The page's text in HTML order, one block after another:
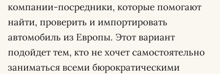
компании-посредники, которые помогают
найти, проверить и импортировать
автомобиль из Европы. Этот вариант
подойдет тем, кто не хочет самостоятельно
заниматься всеми бюрократическими